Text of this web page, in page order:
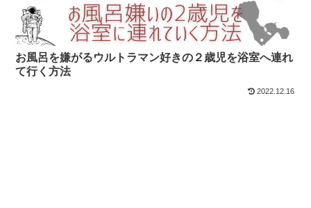
お風呂を嫌がるウルトラマン好きの２歳児を浴室へ連れ
て行く方法
2022.12.16